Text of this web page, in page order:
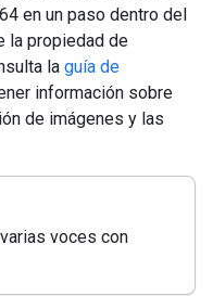
en un paso dentro del
la propiedad de
la guía de
información sobre
de imágenes y las
voces con